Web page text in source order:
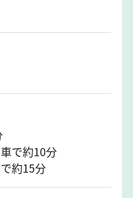
で約10分
約15分